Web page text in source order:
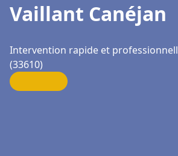
Vaillant Canéjan
Intervention rapide et
(33610)